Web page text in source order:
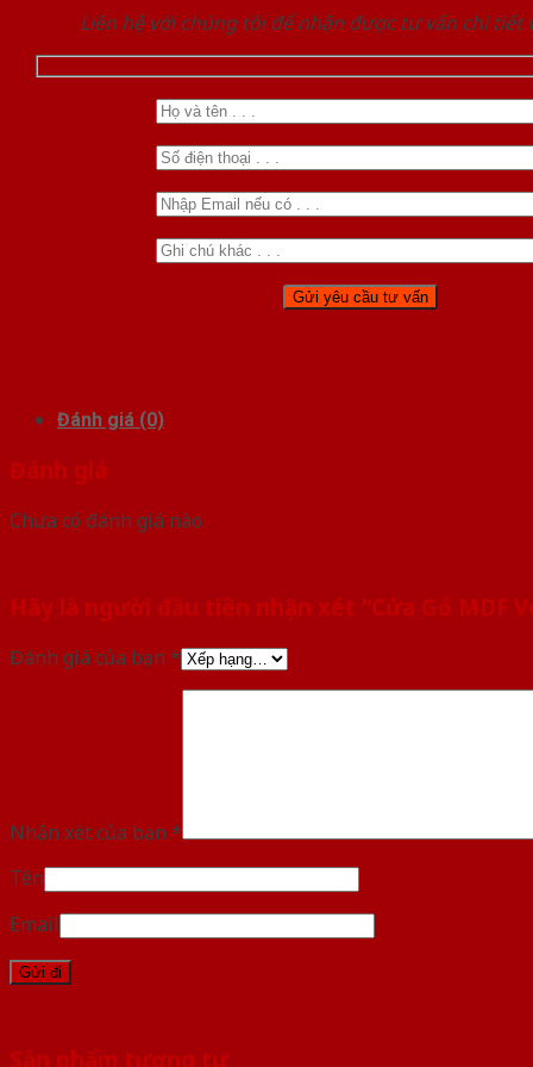
Liên hệ với chúng tôi để nhận được tư vấn chi tiết
Đánh giá (0)
Đánh giá
Chưa có đánh giá nào.
Hãy là người đầu tiên nhận xét “Cửa Gỗ MDF
Đánh giá của bạn *
Nhận xét của bạn *
Tên
Email
Sản phẩm tương tự